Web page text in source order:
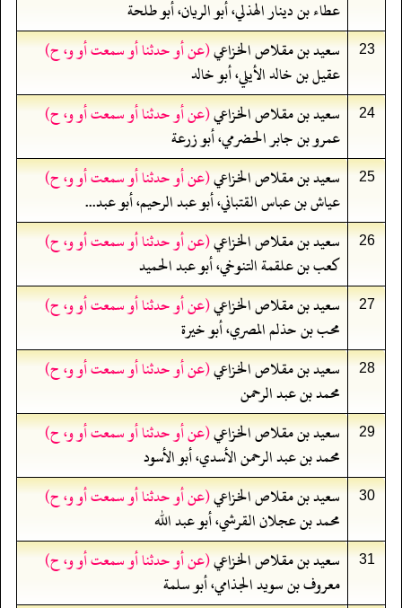
عطاء بن دينار الهذلي، أبو الريان، أبو طلحة
23 سعيد بن مقلاص الخزاعي(عن أو حدثنا أو سمعت أو و، ح)
عقيل بن خالد الأيلي، أبو خالد
24 سعيد بن مقلاص الخزاعي(عن أو حدثنا أو سمعت أو و، ح)
عمرو بن جابر الحضرمي، أبو زرعة
25 سعيد بن مقلاص الخزاعي(عن أو حدثنا أو سمعت أو و، ح)
عياش بن عباس القتباني، أبو عبد الرحيم، أبو عبد...
26 سعيد بن مقلاص الخزاعي(عن أو حدثنا أو سمعت أو و، ح)
كعب بن علقمة التنوخي، أبو عبد الحميد
27 سعيد بن مقلاص الخزاعي(عن أو حدثنا أو سمعت أو و، ح)
محب بن حذلم المصري، أبو خيرة
28 سعيد بن مقلاص الخزاعي(عن أو حدثنا أو سمعت أو و، ح)
محمد بن عبد الرحمن
29 سعيد بن مقلاص الخزاعي(عن أو حدثنا أو سمعت أو و، ح)
محمد بن عبد الرحمن الأسدي، أبو الأسود
30 سعيد بن مقلاص الخزاعي(عن أو حدثنا أو سمعت أو و، ح)
محمد بن عجلان القرشي، أبو عبد الله
31 سعيد بن مقلاص الخزاعي(عن أو حدثنا أو سمعت أو و، ح)
معروف بن سويد الجذامي، أبو سلمة